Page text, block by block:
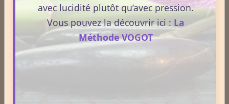
discussions autour du bien‑être et de la prévention.
Souvent présenté comme un allié naturel, il suscite
un intérêt grandissant pour ses usages externes et
son interaction avec le système endocannabinoïde.
Cet article propose une mise au point claire, moderne
Lire la suite
avec lucidité plutôt qu’avec pression.
Vous pouvez la découvrir ici : La
Méthode VOGOT